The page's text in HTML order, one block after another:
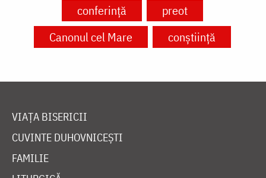
conferință
preot
Canonul cel Mare
conștiință
VIAȚA BISERICII
CUVINTE DUHOVNICEȘTI
FAMILIE